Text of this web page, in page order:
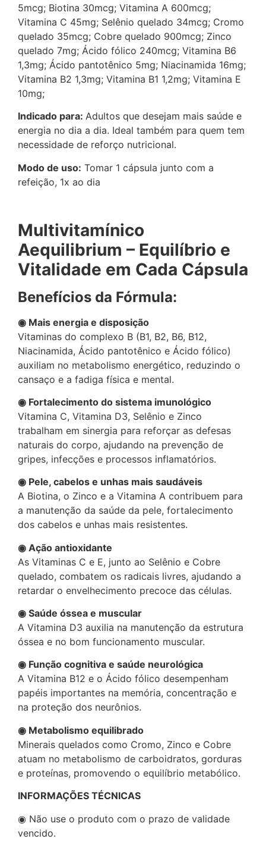
5mcg; Biotina 30mcg; Vitamina A 600mcg;
Vitamina C 45mg; Selênio quelado 34mcg; Cromo
quelado 35mcg; Cobre quelado 900mcg; Zinco
quelado 7mg; Ácido fólico 240mcg; Vitamina B6
1,3mg; Ácido pantotênico 5mg; Niacinamida 16mg;
Vitamina B2 1,3mg; Vitamina B1 1,2mg; Vitamina E
10mg;
Indicado para: Adultos que desejam mais saúde e
energia no dia a dia. Ideal também para quem tem
necessidade de reforço nutricional.
Modo de uso: Tomar 1 cápsula junto com a
refeição, 1x ao dia
Multivitamínico
Aequilibrium – Equilíbrio e
Vitalidade em Cada Cápsula
Benefícios da Fórmula:
◉ Mais energia e disposição
Vitaminas do complexo B (B1, B2, B6, B12,
Niacinamida, Ácido pantotênico e Ácido fólico)
auxiliam no metabolismo energético, reduzindo o
cansaço e a fadiga física e mental.
◉ Fortalecimento do sistema imunológico
Vitamina C, Vitamina D3, Selênio e Zinco
trabalham em sinergia para reforçar as defesas
naturais do corpo, ajudando na prevenção de
gripes, infecções e processos inflamatórios.
◉ Pele, cabelos e unhas mais saudáveis
A Biotina, o Zinco e a Vitamina A contribuem para
a manutenção da saúde da pele, fortalecimento
dos cabelos e unhas mais resistentes.
◉ Ação antioxidante
As Vitaminas C e E, junto ao Selênio e Cobre
quelado, combatem os radicais livres, ajudando a
retardar o envelhecimento precoce das células.
◉ Saúde óssea e muscular
A Vitamina D3 auxilia na manutenção da estrutura
óssea e no bom funcionamento muscular.
◉ Função cognitiva e saúde neurológica
A Vitamina B12 e o Ácido fólico desempenham
papéis importantes na memória, concentração e
na proteção dos neurônios.
◉ Metabolismo equilibrado
Minerais quelados como Cromo, Zinco e Cobre
atuam no metabolismo de carboidratos, gorduras
e proteínas, promovendo o equilíbrio metabólico.
INFORMAÇÕES TÉCNICAS
◉ Não use o produto com o prazo de validade
vencido.